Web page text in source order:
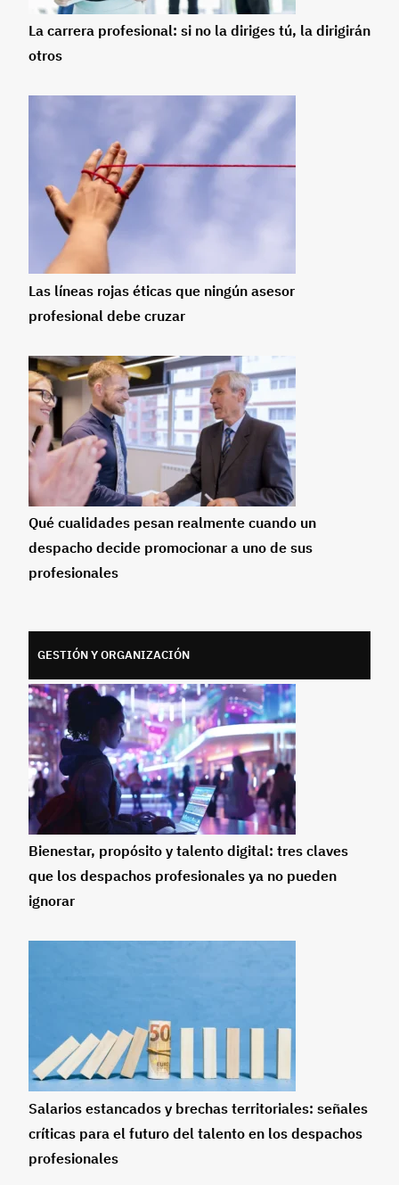
La carrera profesional: si no la diriges tú, la dirigirán
otros
Las líneas rojas éticas que ningún asesor
profesional debe cruzar
Qué cualidades pesan realmente cuando un
despacho decide promocionar a uno de sus
profesionales
GESTIÓN Y ORGANIZACIÓN
Bienestar, propósito y talento digital: tres claves
que los despachos profesionales ya no pueden
ignorar
Salarios estancados y brechas territoriales: señales
críticas para el futuro del talento en los despachos
profesionales